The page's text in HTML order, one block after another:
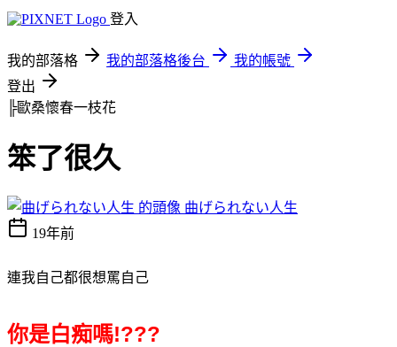
登入
我的部落格 我的部落格後台
我的帳號
登出
╠歐桑懷春一枝花
笨了很久
曲げられない人生
19年前
連我自己都很想罵自己
你是白痴嗎!???